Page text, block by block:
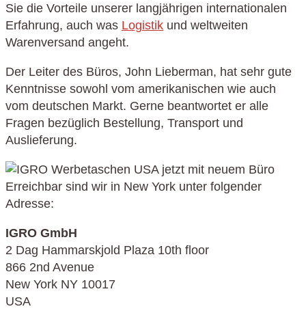
Sie die Vorteile unserer langjährigen internationalen
Erfahrung, auch was Logistik und weltweiten
Warenversand angeht.
Der Leiter des Büros, John Lieberman, hat sehr gute
Kenntnisse sowohl vom amerikanischen wie auch
vom deutschen Markt. Gerne beantwortet er alle
Fragen bezüglich Bestellung, Transport und
Auslieferung.
Erreichbar sind wir in New York unter folgender
Adresse:
IGRO GmbH
2 Dag Hammarskjold Plaza 10th floor
866 2nd Avenue
New York NY 10017
USA